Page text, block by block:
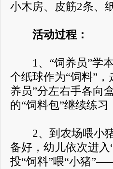
小木房、皮筋2条、
活动过程：
1、“饲养员”学本
个纸球作为“饲料”
养员”分左右手各向
的“饲料包”继续练习
2、到农场喂小猪
备好，幼儿依次进
投“饲料”喂“小猪